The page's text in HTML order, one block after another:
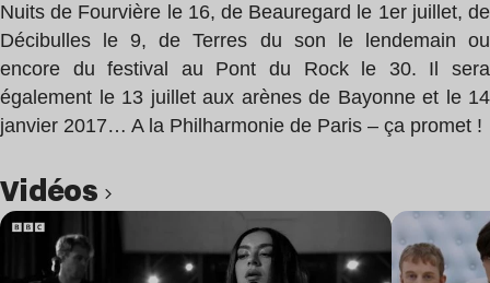
Nuits de Fourvière le 16, de Beauregard le 1er juillet, de
Décibulles le 9, de Terres du son le lendemain ou
encore du festival au Pont du Rock le 30. Il sera
également le 13 juillet aux arènes de Bayonne et le 14
janvier 2017… A la Philharmonie de Paris – ça promet !
Vidéos